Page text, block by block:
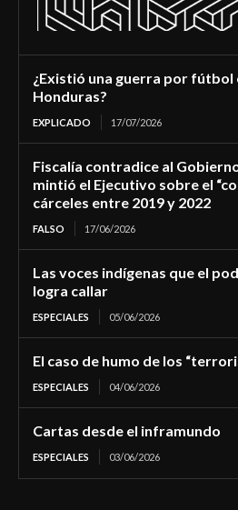
¿Existió una guerra por fútbol
Honduras?
EXPLICADO 17/07/2026
Fiscalía contradice al
mintió el Ejecutivo sobre el
cárceles entre 2019 y 2022
FALSO 17/06/2026
Las voces indígenas que el
logra callar
ESPECIALES 05/06/2026
El caso de humo de los
ESPECIALES 04/06/2026
Cartas desde el inframundo
ESPECIALES 03/06/2026